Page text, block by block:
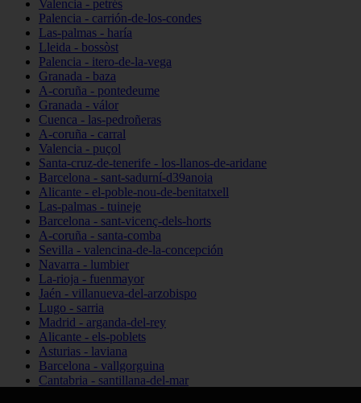
Valencia - petrés
Palencia - carrión-de-los-condes
Las-palmas - haría
Lleida - bossòst
Palencia - itero-de-la-vega
Granada - baza
A-coruña - pontedeume
Granada - válor
Cuenca - las-pedroñeras
A-coruña - carral
Valencia - puçol
Santa-cruz-de-tenerife - los-llanos-de-aridane
Barcelona - sant-sadurní-d39anoia
Alicante - el-poble-nou-de-benitatxell
Las-palmas - tuineje
Barcelona - sant-vicenç-dels-horts
A-coruña - santa-comba
Sevilla - valencina-de-la-concepción
Navarra - lumbier
La-rioja - fuenmayor
Jaén - villanueva-del-arzobispo
Lugo - sarria
Madrid - arganda-del-rey
Alicante - els-poblets
Asturias - laviana
Barcelona - vallgorguina
Cantabria - santillana-del-mar